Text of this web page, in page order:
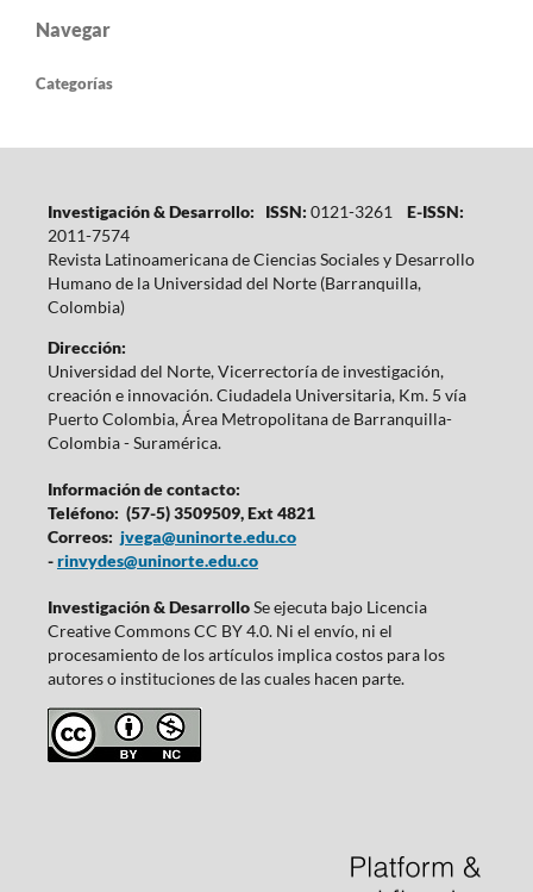
Navegar
Categorías
Investigación & Desarrollo: ISSN: 0121-3261E-ISSN:
2011-7574
Revista Latinoamericana de Ciencias Sociales y Desarrollo
Humano de la Universidad del Norte (Barranquilla,
Colombia)
Dirección:
Universidad del Norte, Vicerrectoría de investigación,
creación e innovación. Ciudadela Universitaria, Km. 5 vía
Puerto Colombia, Área Metropolitana de Barranquilla-
Colombia - Suramérica.
Información de contacto:
Teléfono: (57-5) 3509509, Ext 4821
Correos: jvega@uninorte.edu.co
-rinvydes@uninorte.edu.co
Investigación & DesarrolloSe ejecuta bajo Licencia
Creative Commons CC BY 4.0. Ni el envío, ni el
procesamiento de los artículos implica costos para los
autores o instituciones de las cuales hacen parte.